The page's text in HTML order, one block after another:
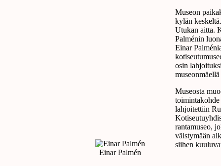
Museon
kylän
Utukan aitta.
Palménin
Einar
osin
Museosta
lahjoitettiin
rantamuseo,
väistymään
siihen
Einar Palmén